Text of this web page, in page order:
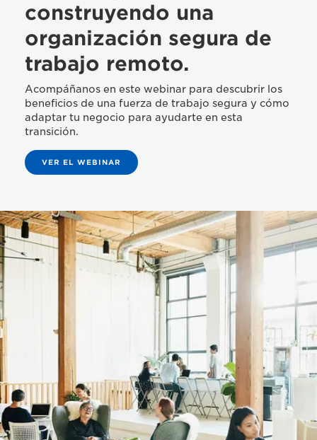
construyendo una
organización segura de
trabajo remoto.
Acompáñanos en este webinar para descubrir los
beneficios de una fuerza de trabajo segura y cómo
adaptar tu negocio para ayudarte en esta
transición.
VER EL WEBINAR